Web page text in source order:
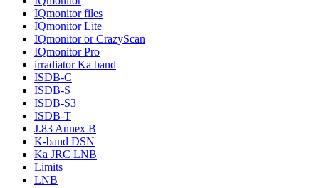
IQmonitor files
IQmonitor Lite
IQmonitor or CrazyScan
IQmonitor Pro
irradiator Ka band
ISDB-C
ISDB-S
ISDB-S3
ISDB-T
J.83 Annex B
K-band DSN
Ka JRC LNB
Limits
LNB